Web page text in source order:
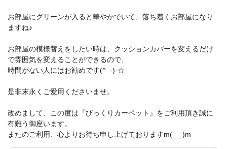
お部屋にグリーンが入ると華やかでいて、落ち着くお部屋になり
ますね♪
お部屋の模様替えをしたい時は、クッションカバーを変えるだけ
で雰囲気を変えることができるので、
時間がない人にはお勧めです(^_-)-☆
是非末永くご愛用くださいませ。
改めまして、この度は『びっくりカーペット』をご利用頂き誠に
有難う御座います。
またのご利用、心よりお待ち申し上げておりますm(_ _)m